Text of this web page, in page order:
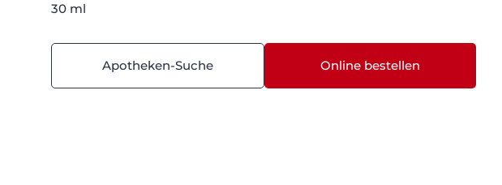
30 ml
Apotheken-Suche Online bestellen